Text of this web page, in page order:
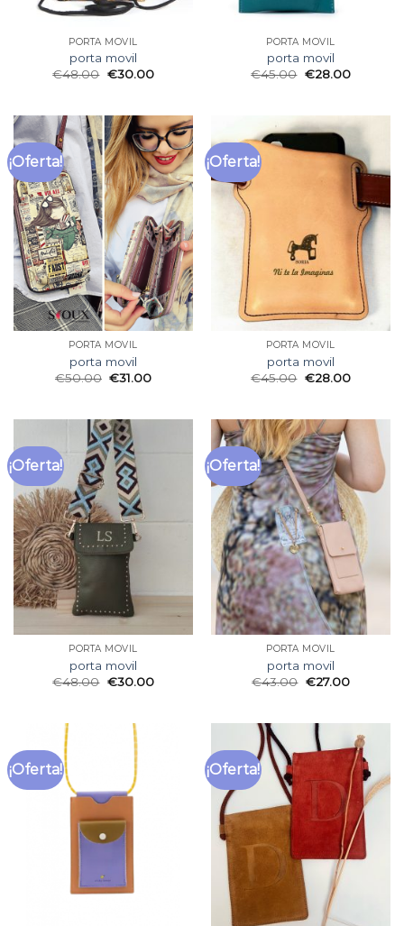
PORTA MOVIL
porta movil
€48.00 €30.00
PORTA MOVIL
porta movil
€45.00 €28.00
¡Oferta!
PORTA MOVIL
porta movil
€50.00 €31.00
¡Oferta!
PORTA MOVIL
porta movil
€45.00 €28.00
¡Oferta!
PORTA MOVIL
porta movil
€48.00 €30.00
¡Oferta!
PORTA MOVIL
porta movil
€43.00 €27.00
¡Oferta! ¡Oferta!